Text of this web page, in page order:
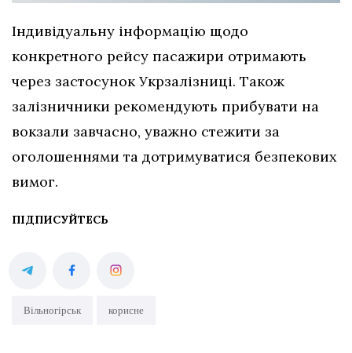
Індивідуальну інформацію щодо
конкретного рейсу пасажири отримають
через застосунок Укрзалізниці. Також
залізничники рекомендують прибувати на
вокзали завчасно, уважно стежити за
оголошеннями та дотримуватися безпекових
вимог.
ПІДПИСУЙТЕСЬ
Вільногірськ корисне